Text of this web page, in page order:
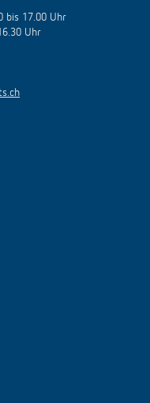
bis 17.00 Uhr
Uhr